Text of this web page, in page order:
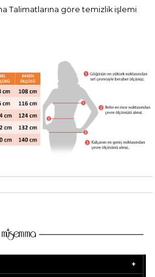
Talimatlarına göre temizlik işlemi